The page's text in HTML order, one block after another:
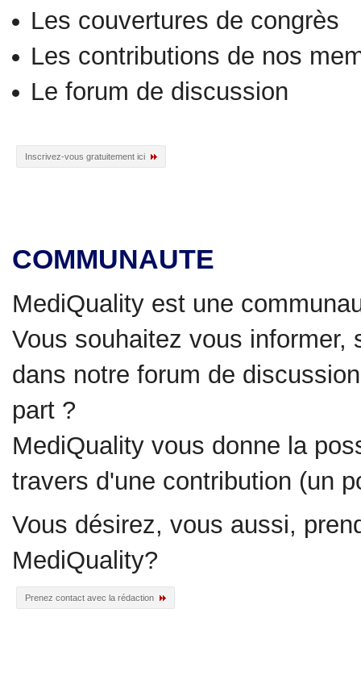
Les couvertures de congrès
Les contributions de nos
Le forum de discussion
Inscrivez-vous gratuitement ici
COMMUNAUTE
MediQuality est une
Vous souhaitez vous
dans notre forum de
part ?
MediQuality vous donne la
travers d'une contribution (un
Vous désirez, vous aussi,
MediQuality?
Prenez contact avec la rédaction